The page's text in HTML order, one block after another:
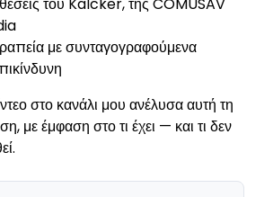
με συνταγογραφούμενα
στο κανάλι μου ανέλυσα αυτή τη
με έμφαση στο τι έχει — και τι δεν